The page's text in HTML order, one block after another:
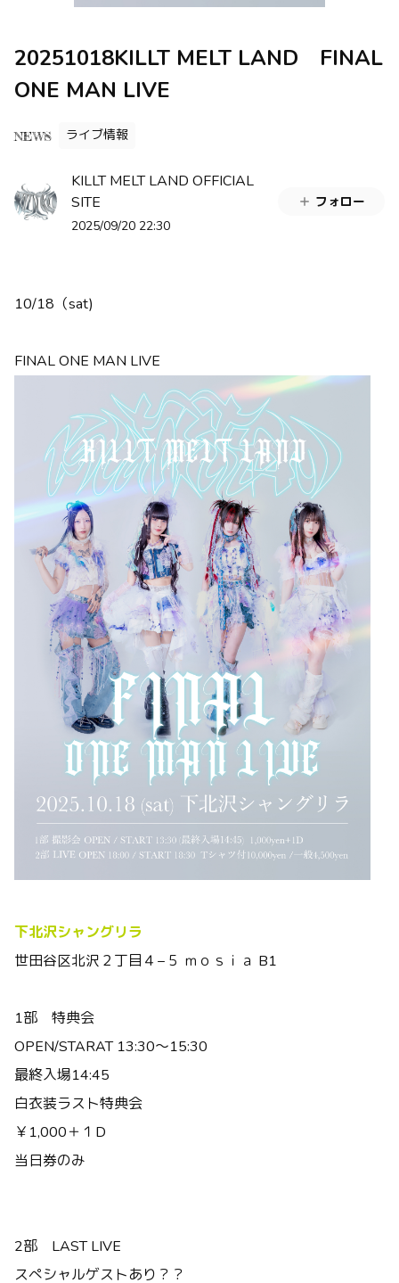
20251018KILLT MELT LAND FINAL
ONE MAN LIVE
NEWS ライブ情報
KILLT MELT LAND OFFICIAL
SITE
2025/09/20 22:30
フォロー
10/18（sat)
FINAL ONE MAN LIVE
下北沢シャングリラ
世田谷区北沢２丁目４−５ ｍｏｓｉａ B1
1部 特典会
OPEN/STARAT 13:30～15:30
最終入場14:45
白衣装ラスト特典会
￥1,000＋１D
当日券のみ
2部 LAST LIVE
スぺシャルゲストあり？？